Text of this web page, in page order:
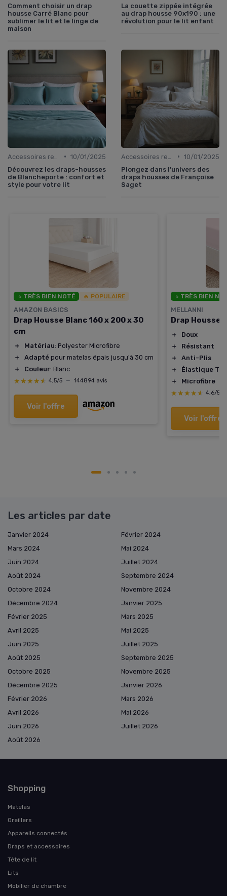
Comment choisir un drap
housse Carré Blanc pour
sublimer le lit et le linge de
maison
La couette zippée intégrée
au drap housse 90x190 : une
révolution pour le lit enfant
• 10/01/2025
Découvrez les draps-housses
de Blancheporte : confort et
style pour votre lit
• 10/01/2025
Plongez dans l'univers des
draps housses de Françoise
Saget
⭐ TRÈS BIEN NOTÉ 🔥 POPULAIRE
AMAZON BASICS
Drap Housse Blanc 160 x 200 x 30
cm
＋ Matériau: Polyester Microfibre
＋
Adapté pour matelas épais jusqu'à 30 cm
＋
Couleur: Blanc
★★★★★
★★★★★ 4,5/5 — 144894 avis
Voir l'offre
⭐ TRÈS BIEN
MELLANNI
Drap Housse
＋
Doux
＋
Résistant
＋
Anti-Plis
＋
Élastique
＋
Microfibre
★★★★★
★★★★★ 4,6/5
Voir l'offre
Les articles par date
Janvier 2024
Février 2024
Mars 2024
Mai 2024
Juin 2024
Juillet 2024
Août 2024
Septembre 2024
Octobre 2024
Novembre 2024
Décembre 2024
Janvier 2025
Février 2025
Mars 2025
Avril 2025
Mai 2025
Juin 2025
Juillet 2025
Août 2025
Septembre 2025
Octobre 2025
Novembre 2025
Décembre 2025
Janvier 2026
Février 2026
Mars 2026
Avril 2026
Mai 2026
Juin 2026
Juillet 2026
Août 2026
Shopping
Matelas
Oreillers
Appareils connectés
Draps et accessoires
Tête de lit
Lits
Mobilier de chambre